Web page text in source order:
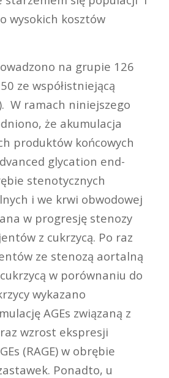
wysokich kosztów
na grupie 126
ze współistniejącą
W ramach niniejszego
że akumulacja
produktów końcowych
glycation end-
stenotycznych
i we krwi obwodowej
w progresję stenozy
z cukrzycą. Po raz
ze stenozą aortalną
w porównaniu do
wykazano
AGEs związaną z
wzrost ekspresji
(RAGE) w obrębie
Ponadto, u